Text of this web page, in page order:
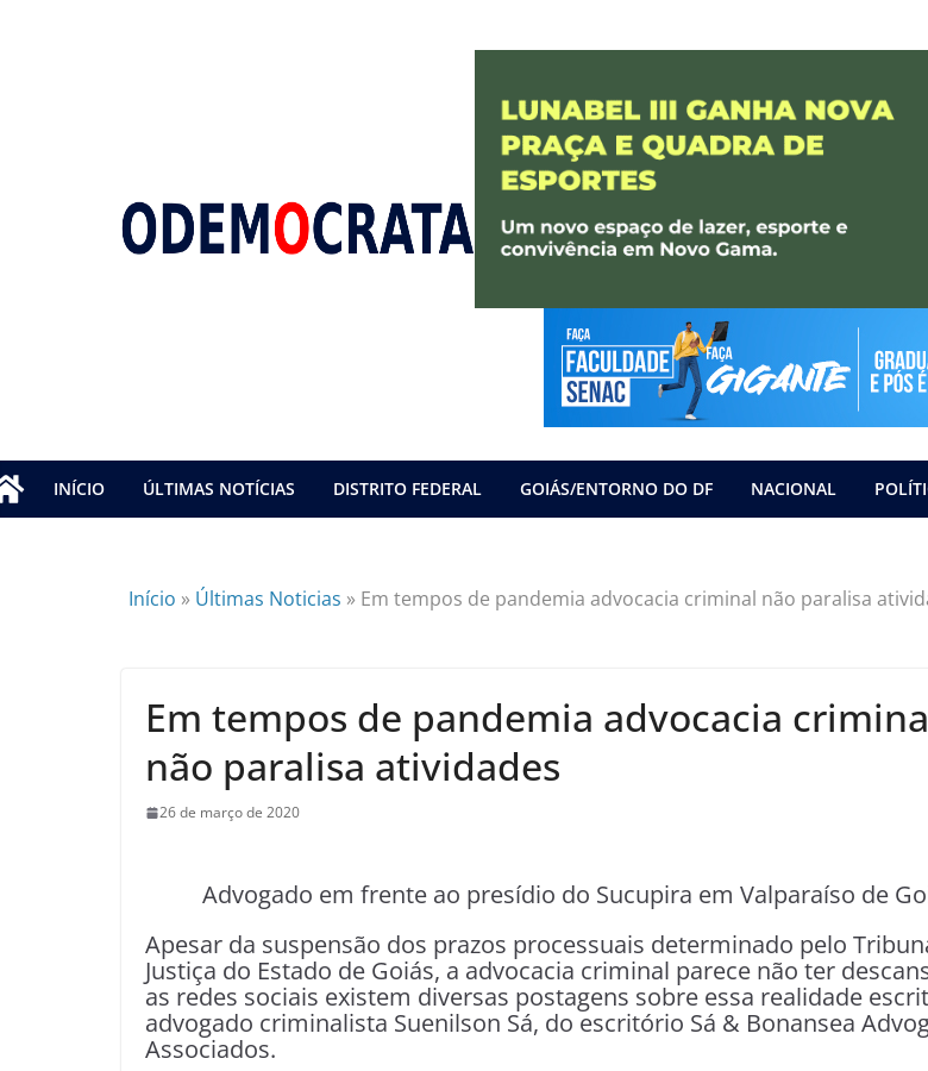
INÍCIO ÚLTIMAS NOTÍCIAS DISTRITO FEDERAL GOIÁS/ENTORNO DO DF NACIONAL
Início » Últimas Noticias » Em tempos de pandemia advocacia criminal não paralisa
Em tempos de pandemia advocacia
não paralisa atividades
26 de março de 2020
Advogado em frente ao presídio do Sucupira em Valparaíso de
Apesar da suspensão dos prazos processuais determinado pelo
Justiça do Estado de Goiás, a advocacia criminal parece não ter
as redes sociais existem diversas postagens sobre essa realidade
advogado criminalista Suenilson Sá, do escritório Sá & Bonansea
Associados.